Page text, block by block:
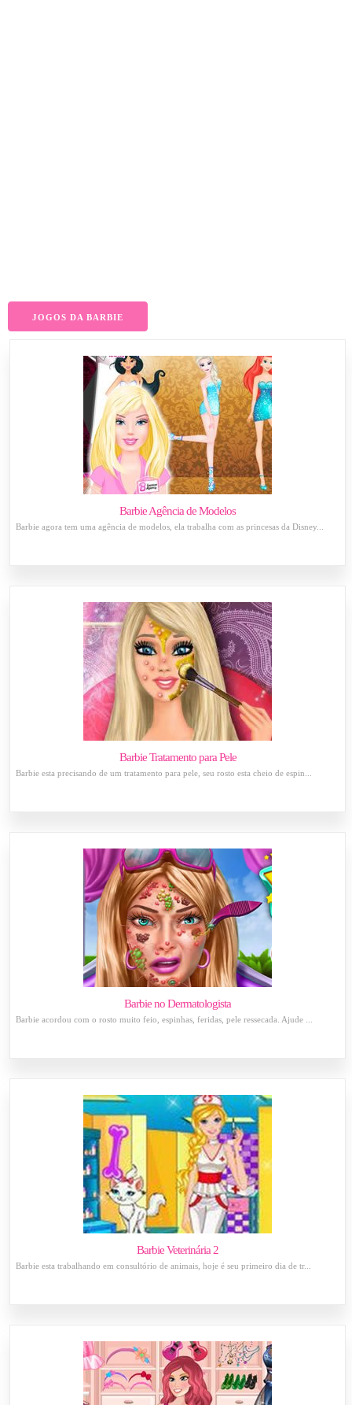
JOGOS DA BARBIE
Barbie Agência de Modelos
Barbie agora tem uma agência de modelos, ela trabalha com as princesas da Disney...
Barbie Tratamento para Pele
Barbie esta precisando de um tratamento para pele, seu rosto esta cheio de espin...
Barbie no Dermatologista
Barbie acordou com o rosto muito feio, espinhas, feridas, pele ressecada. Ajude ...
Barbie Veterinária 2
Barbie esta trabalhando em consultório de animais, hoje é seu primeiro dia de tr...